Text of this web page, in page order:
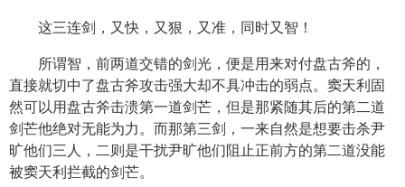
这三连剑，又快，又狠，又准，同时又智！
所谓智，前两道交错的剑光，便是用来对付盘古斧的，
直接就切中了盘古斧攻击强大却不具冲击的弱点。窦天利固
然可以用盘古斧击溃第一道剑芒，但是那紧随其后的第二道
剑芒他绝对无能为力。而那第三剑，一来自然是想要击杀尹
旷他们三人，二则是干扰尹旷他们阻止正前方的第二道没能
被窦天利拦截的剑芒。